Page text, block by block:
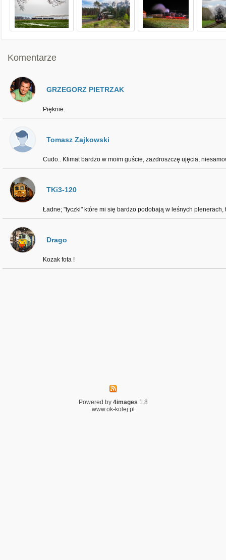
Komentarze
GRZEGORZ PIETRZAK
Pięknie.
Tomasz Zajkowski
Cudo.. Klimat bardzo w moim guście, zazdroszczę ujęcia,
TKi3-120
Ładne; "tyczki" które mi się bardzo podobają w leśnych plenerach,
Drago
Kozak fota !
Powered by 4images 1.8
www.ok-kolej.pl